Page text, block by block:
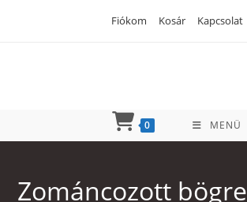
Fiókom Kosár Kapcsolat
0 MENÜ
Zománcozott bögre